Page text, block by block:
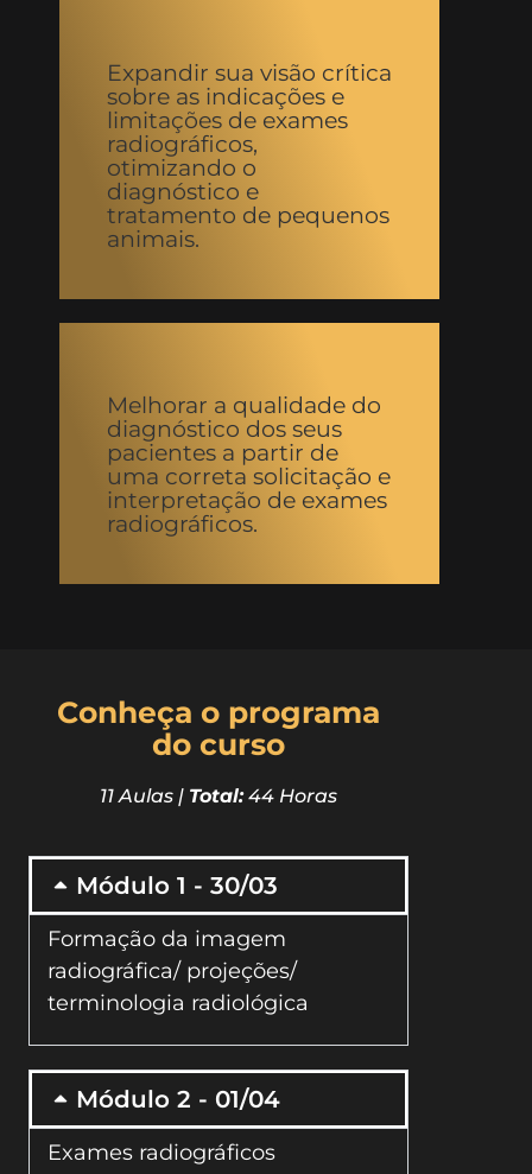
Expandir sua visão crítica
sobre as indicações e
limitações de exames
radiográficos,
otimizando o
diagnóstico e
tratamento de pequenos
animais.
Melhorar a qualidade do
diagnóstico dos seus
pacientes a partir de
uma correta solicitação e
interpretação de exames
radiográficos.
Conheça o programa
do curso
11 Aulas | Total:44 Horas
Módulo 1 - 30/03
Formação da imagem
radiográfica/ projeções/
terminologia radiológica
Módulo 2 - 01/04
Exames radiográficos